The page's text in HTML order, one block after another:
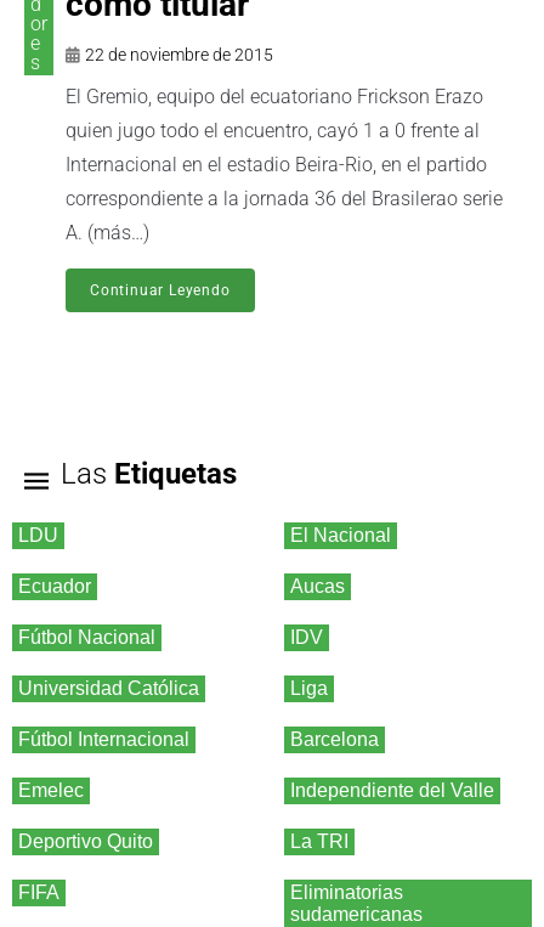
or
e
s
22 de noviembre de 2015
El Gremio, equipo del ecuatoriano Frickson Erazo
quien jugo todo el encuentro, cayó 1 a 0 frente al
Internacional en el estadio Beira-Rio, en el partido
correspondiente a la jornada 36 del Brasilerao serie
A. (más…)
Continuar Leyendo
Las Etiquetas
LDU El Nacional
Ecuador Aucas
Fútbol Nacional IDV
Universidad Católica Liga
Fútbol Internacional Barcelona
Emelec Independiente del Valle
Deportivo Quito La TRI
FIFA
Eliminatorias
sudamericanas